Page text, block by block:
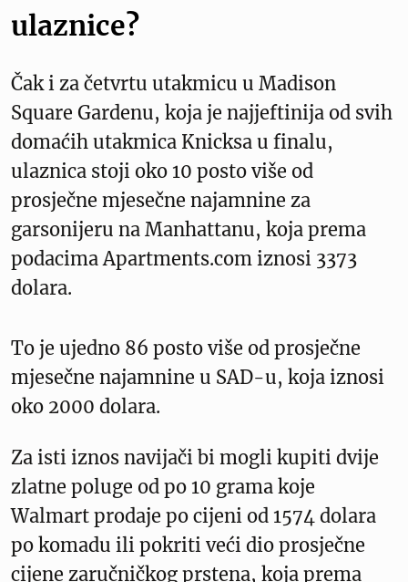
ulaznice?
Čak i za četvrtu utakmicu u Madison
Square Gardenu, koja je najjeftinija od svih
domaćih utakmica Knicksa u finalu,
ulaznica stoji oko 10 posto više od
prosječne mjesečne najamnine za
garsonijeru na Manhattanu, koja prema
podacima Apartments.com iznosi 3373
dolara.
To je ujedno 86 posto više od prosječne
mjesečne najamnine u SAD-u, koja iznosi
oko 2000 dolara.
Za isti iznos navijači bi mogli kupiti dvije
zlatne poluge od po 10 grama koje
Walmart prodaje po cijeni od 1574 dolara
po komadu ili pokriti veći dio prosječne
cijene zaručničkog prstena, koja prema